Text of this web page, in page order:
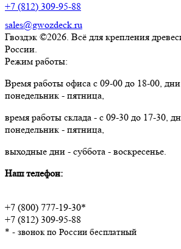
+7 (812) 309-95-88
sales@gwozdeck.ru
Гвоздэк ©2026. Всё для крепления
России.
Режим работы:
Время работы офиса с 09-00 до 18-00,
понедельник - пятница,
время работы склада - с 09-30 до 17-30,
понедельник - пятница,
выходные дни - суббота - воскресенье.
Наш телефон:
+7 (800) 777-19-30*
+7 (812) 309-95-88
* - звонок по России бесплатный